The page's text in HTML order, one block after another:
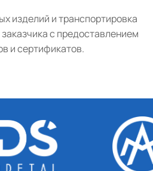
изделий и транспортировка
с предоставлением
и сертификатов.